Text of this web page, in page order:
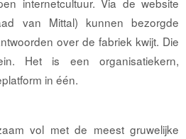
van Mittal) kunnen bezorgde
over de fabriek kwijt. Die
Het is een organisatiekern,
in één.
vol met de meest gruwelijke